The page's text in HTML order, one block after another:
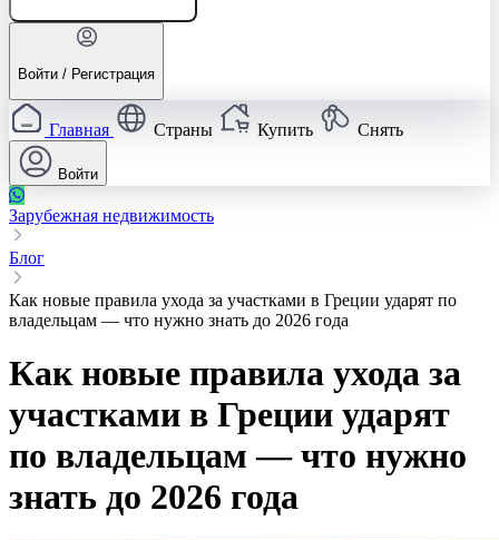
Войти / Регистрация
Главная Страны Купить Снять
Войти
Зарубежная недвижимость
Блог
Как новые правила ухода за участками в Греции ударят по
владельцам — что нужно знать до 2026 года
Как новые правила ухода за
участками в Греции ударят
по владельцам — что нужно
знать до 2026 года